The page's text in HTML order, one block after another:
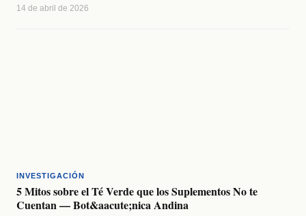
14 de abril de 2026
INVESTIGACIÓN
5 Mitos sobre el Té Verde que los Suplementos No te
Cuentan — Bot&aacute;nica Andina